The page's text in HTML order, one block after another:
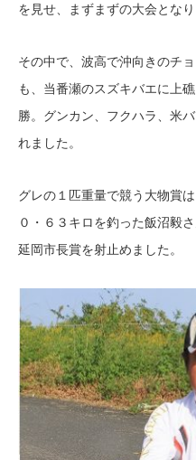
を見せ、まずまずの大会となり
その中で、波高で沖向きのチ
も、当番瀬のスズキバエに上
勝。グンカン、フクハラ、米
れました。
グレの１匹重量で競う大物賞
０・６３キロを釣った飯沼毅
延岡市長賞を射止めました。